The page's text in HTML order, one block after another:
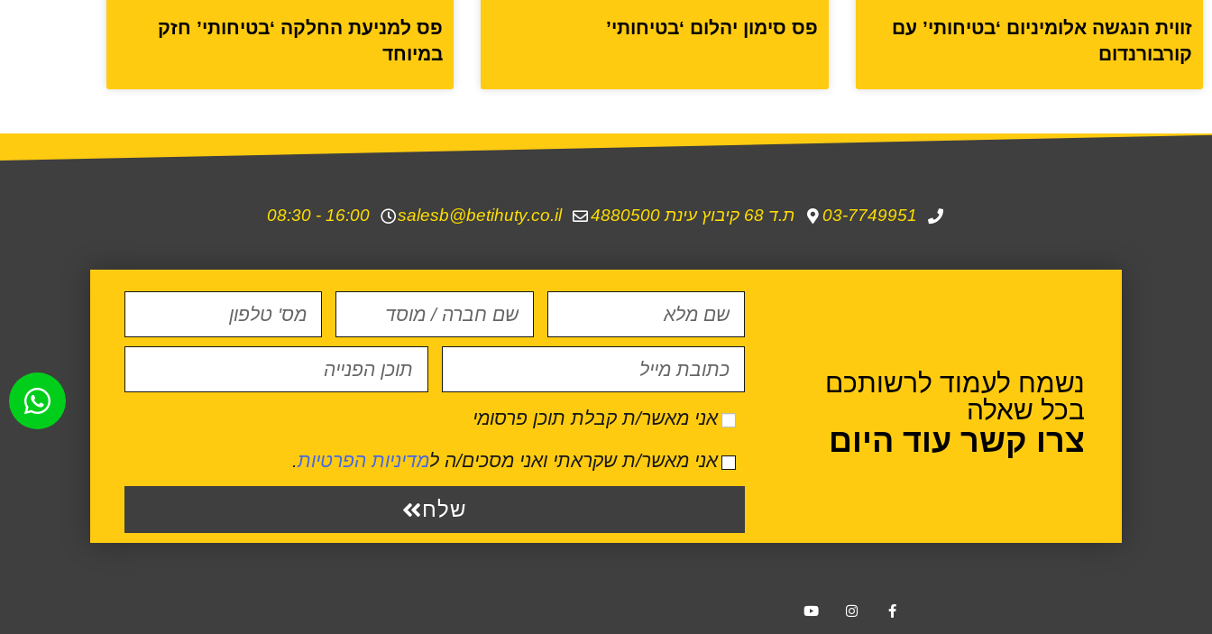
זווית הנגשה אלומיניום ‘בטיחותי’ עם
קורבורנדום
פס סימון יהלום ‘בטיחותי’
פס למניעת החלקה ‘בטיחותי’ חזק
במיוחד
03-7749951 ת.ד 68 קיבוץ עינת 4880500 salesb@betihuty.co.il
16:00 - 08:30
נשמח לעמוד לרשותכם
בכל שאלה
צרו קשר עוד היום
אני מאשר/ת קבלת תוכן פרסומי
אני מאשר/ת שקראתי ואני מסכים/ה למדיניות הפרטיות.
שלח